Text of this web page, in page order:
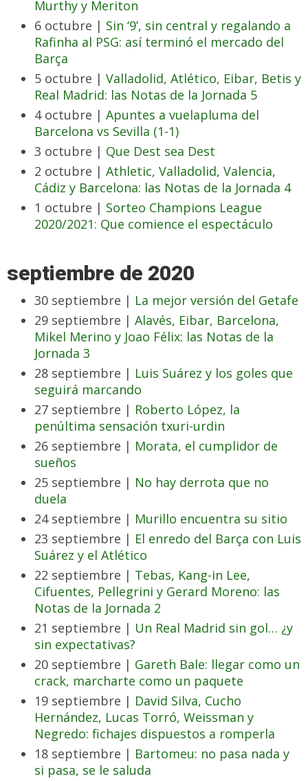
Murthy y Meriton
6 octubre | Sin ‘9’, sin central y regalando a
Rafinha al PSG: así terminó el mercado del
Barça
5 octubre | Valladolid, Atlético, Eibar, Betis y
Real Madrid: las Notas de la Jornada 5
4 octubre | Apuntes a vuelapluma del
Barcelona vs Sevilla (1-1)
3 octubre | Que Dest sea Dest
2 octubre | Athletic, Valladolid, Valencia,
Cádiz y Barcelona: las Notas de la Jornada 4
1 octubre | Sorteo Champions League
2020/2021: Que comience el espectáculo
septiembre de 2020
30 septiembre | La mejor versión del Getafe
29 septiembre | Alavés, Eibar, Barcelona,
Mikel Merino y Joao Félix: las Notas de la
Jornada 3
28 septiembre | Luis Suárez y los goles que
seguirá marcando
27 septiembre | Roberto López, la
penúltima sensación txuri-urdin
26 septiembre | Morata, el cumplidor de
sueños
25 septiembre | No hay derrota que no
duela
24 septiembre | Murillo encuentra su sitio
23 septiembre | El enredo del Barça con Luis
Suárez y el Atlético
22 septiembre | Tebas, Kang-in Lee,
Cifuentes, Pellegrini y Gerard Moreno: las
Notas de la Jornada 2
21 septiembre | Un Real Madrid sin gol… ¿y
sin expectativas?
20 septiembre | Gareth Bale: llegar como un
crack, marcharte como un paquete
19 septiembre | David Silva, Cucho
Hernández, Lucas Torró, Weissman y
Negredo: fichajes dispuestos a romperla
18 septiembre | Bartomeu: no pasa nada y
si pasa, se le saluda